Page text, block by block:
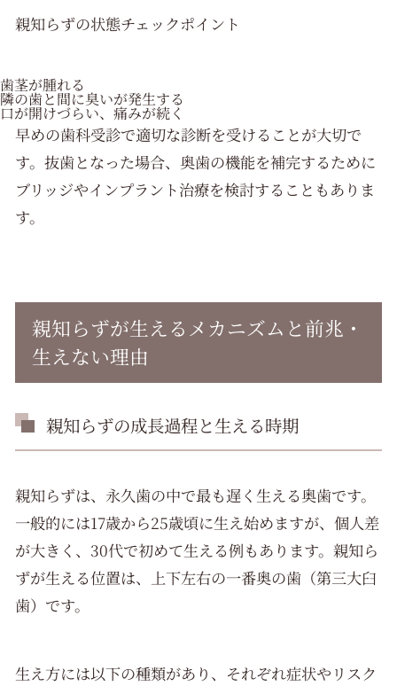
親知らずの状態チェックポイント
歯茎が腫れる
隣の歯と間に臭いが発生する
口が開けづらい、痛みが続く
早めの歯科受診で適切な診断を受けることが大切で
す。抜歯となった場合、奥歯の機能を補完するために
ブリッジやインプラント治療を検討することもありま
す。
親知らずが生えるメカニズムと前兆・
生えない理由
親知らずの成長過程と生える時期
親知らずは、永久歯の中で最も遅く生える奥歯です。
一般的には17歳から25歳頃に生え始めますが、個人差
が大きく、30代で初めて生える例もあります。親知ら
ずが生える位置は、上下左右の一番奥の歯（第三大臼
歯）です。
生え方には以下の種類があり、それぞれ症状やリスク